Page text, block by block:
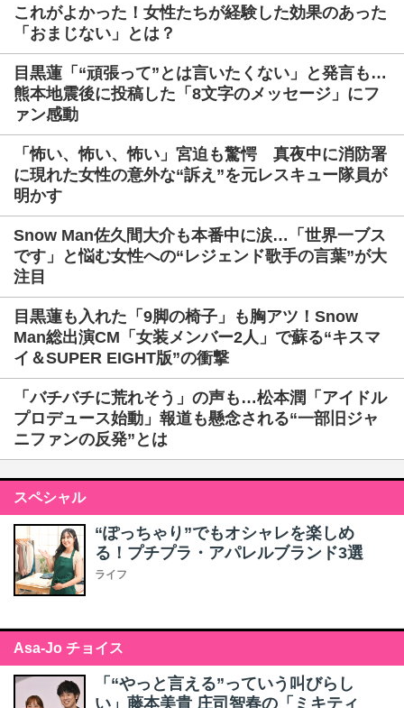
これがよかった！女性たちが経験した効果のあった
「おまじない」とは？
目黒蓮「“頑張って”とは言いたくない」と発言も…
熊本地震後に投稿した「8文字のメッセージ」にフ
ァン感動
「怖い、怖い、怖い」宮迫も驚愕 真夜中に消防署
に現れた女性の意外な“訴え”を元レスキュー隊員が
明かす
Snow Man佐久間大介も本番中に涙…「世界一ブス
です」と悩む女性への“レジェンド歌手の言葉”が大
注目
目黒蓮も入れた「9脚の椅子」も胸アツ！Snow
Man総出演CM「女装メンバー2人」で蘇る“キスマ
イ＆SUPER EIGHT版”の衝撃
「バチバチに荒れそう」の声も…松本潤「アイドル
プロデュース始動」報道も懸念される“一部旧ジャ
ニファンの反発”とは
スペシャル
“ぽっちゃり”でもオシャレを楽しめ
る！プチプラ・アパレルブランド3選
ライフ
Asa-Jo チョイス
「“やっと言える”っていう叫びらし
い」藤本美貴 庄司智春の「ミキティ